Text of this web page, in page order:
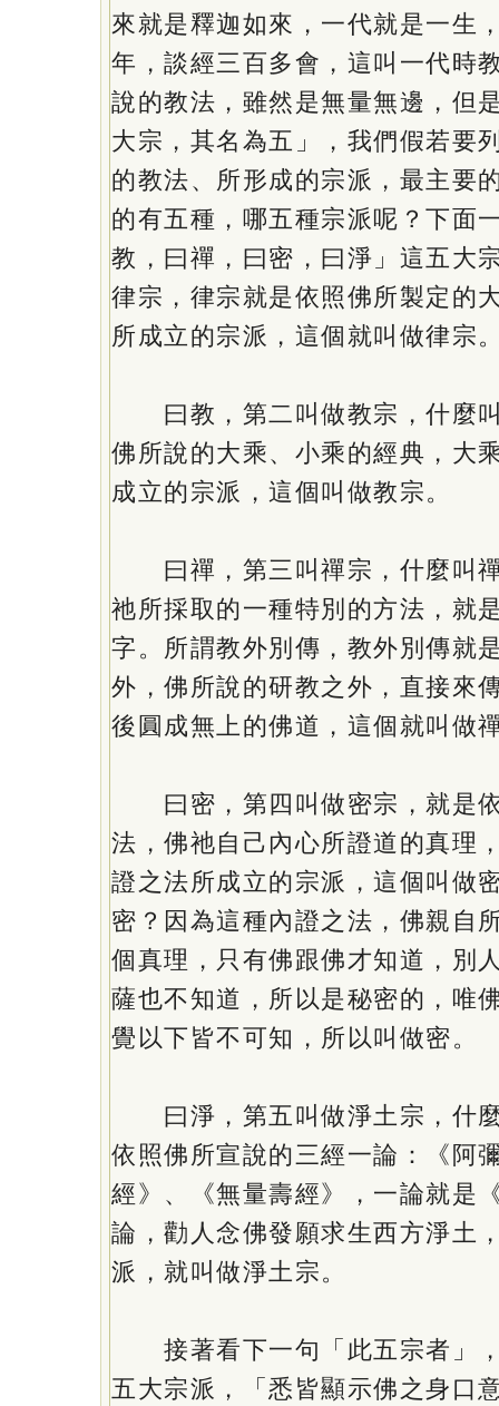
來就是釋迦如來，一代就是一生
年，談經三百多會，這叫一代時
說的教法，雖然是無量無邊，但
大宗，其名為五」，我們假若要
的教法、所形成的宗派，最主要
的有五種，哪五種宗派呢？下面
教，曰禪，曰密，曰淨」這五大
律宗，律宗就是依照佛所製定的
所成立的宗派，這個就叫做律宗
曰教，第二叫做教宗，什麼
佛所說的大乘、小乘的經典，大
成立的宗派，這個叫做教宗。
曰禪，第三叫禪宗，什麼叫
祂所採取的一種特別的方法，就
字。所謂教外別傳，教外別傳就
外，佛所說的研教之外，直接來
後圓成無上的佛道，這個就叫做
曰密，第四叫做密宗，就是
法，佛祂自己內心所證道的真理
證之法所成立的宗派，這個叫做
密？因為這種內證之法，佛親自
個真理，只有佛跟佛才知道，別
薩也不知道，所以是秘密的，唯
覺以下皆不可知，所以叫做密。
曰淨，第五叫做淨土宗，什
依照佛所宣說的三經一論：《阿
經》、《無量壽經》，一論就是
論，勸人念佛發願求生西方淨土
派，就叫做淨土宗。
接著看下一句「此五宗者」
五大宗派，「悉皆顯示佛之身口